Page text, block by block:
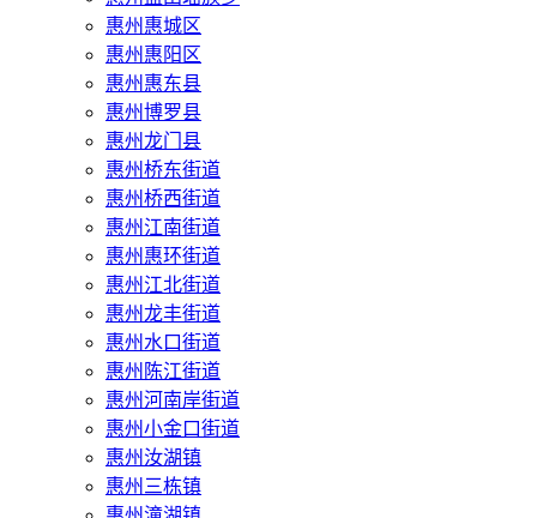
惠州惠城区
惠州惠阳区
惠州惠东县
惠州‌博罗县
惠州‌龙门县
惠州桥东街道
惠州桥西街道
惠州江南街道
惠州惠环街道
惠州江北街道
惠州龙丰街道
惠州水口街道
惠州陈江街道
惠州河南岸街道
惠州小金口街道
惠州汝湖镇
惠州三栋镇